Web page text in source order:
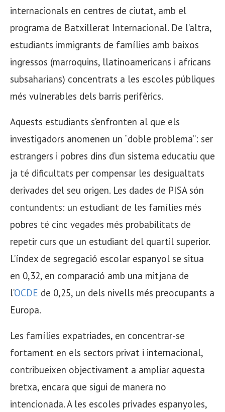
internacionals en centres de ciutat, amb el
programa de Batxillerat Internacional. De l’altra,
estudiants immigrants de famílies amb baixos
ingressos (marroquins, llatinoamericans i africans
subsaharians) concentrats a les escoles públiques
més vulnerables dels barris perifèrics.
Aquests estudiants s’enfronten al que els
investigadors anomenen un “doble problema”: ser
estrangers i pobres dins d’un sistema educatiu que
ja té dificultats per compensar les desigualtats
derivades del seu origen. Les dades de PISA són
contundents: un estudiant de les famílies més
pobres té cinc vegades més probabilitats de
repetir curs que un estudiant del quartil superior.
L’índex de segregació escolar espanyol se situa
en 0,32, en comparació amb una mitjana de
l’OCDE de 0,25, un dels nivells més preocupants a
Europa.
Les famílies expatriades, en concentrar-se
fortament en els sectors privat i internacional,
contribueixen objectivament a ampliar aquesta
bretxa, encara que sigui de manera no
intencionada. A les escoles privades espanyoles,